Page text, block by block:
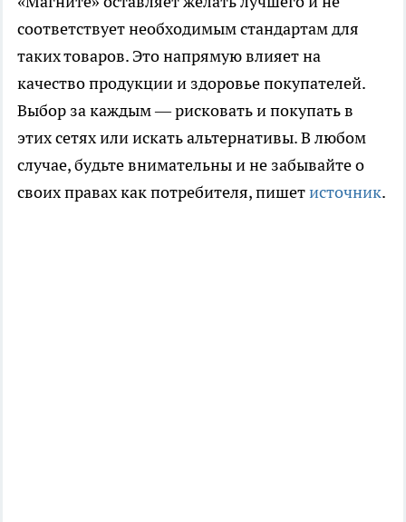
соответствует необходимым стандартам для
таких товаров. Это напрямую влияет на
качество продукции и здоровье покупателей.
Выбор за каждым — рисковать и покупать в
этих сетях или искать альтернативы. В любом
случае, будьте внимательны и не забывайте о
своих правах как потребителя, пишетисточник.